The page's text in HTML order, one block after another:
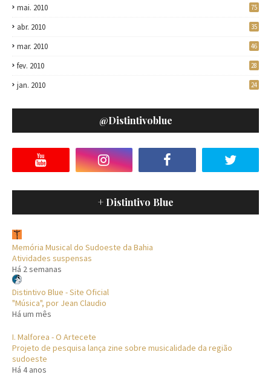
mai. 2010 75
abr. 2010 35
mar. 2010 46
fev. 2010 28
jan. 2010 24
@distintivoblue
+ Distintivo Blue
Memória Musical do Sudoeste da Bahia
Atividades suspensas
Há 2 semanas
Distintivo Blue - Site Oficial
"Música", por Jean Claudio
Há um mês
I. Malforea - O Artecete
Projeto de pesquisa lança zine sobre musicalidade da região
sudoeste
Há 4 anos